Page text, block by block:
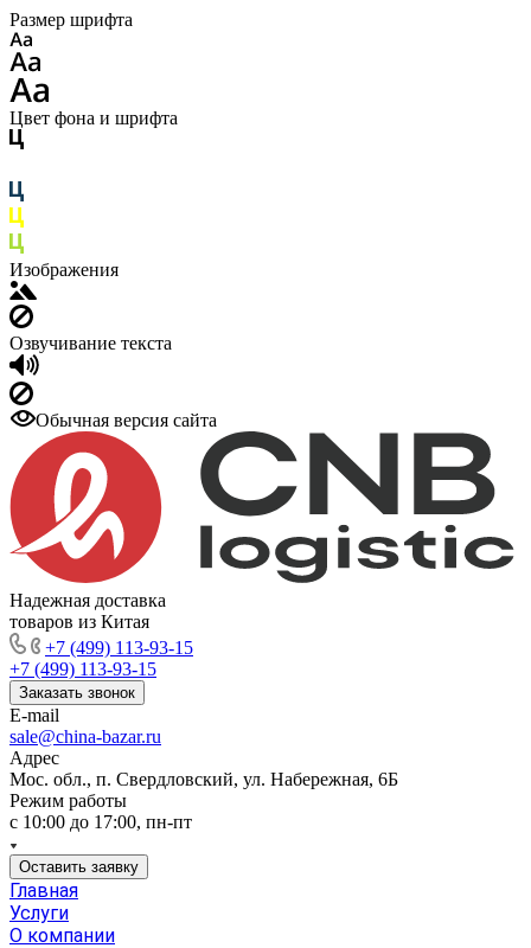
Размер шрифта
Цвет фона и шрифта
Изображения
Озвучивание текста
Обычная версия сайта
Надежная доставка
товаров из Китая
+7 (499) 113-93-15
+7 (499) 113-93-15
Заказать звонок
E-mail
sale@china-bazar.ru
Адрес
Мос. обл., п. Свердловский, ул. Набережная, 6Б
Режим работы
c 10:00 до 17:00, пн-пт
Оставить заявку
Главная
Услуги
О компании